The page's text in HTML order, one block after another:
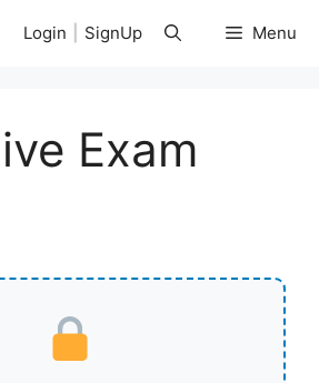
Menu
Login SignUp
Exam